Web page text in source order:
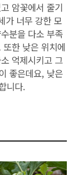
암꽃에서 줄기
가 너무 강한 모
분을 다소 부족
한 낮은 위치에
억제시키고 그
좋은데요, 낮은
니다.